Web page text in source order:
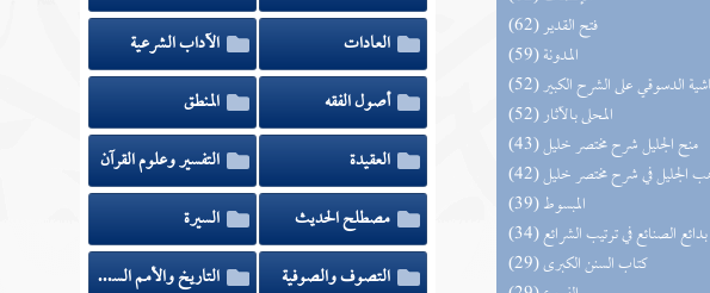
(62) فتح القدير
(59) المدونة
حاشية الدسوقي على الشرح الكبير
(52) المحلى بالآثار
(43) منح الجليل شرح مختصر خليل
الجليل في شرح مختصر خليل
(39) المبسوط
(34) بدائع الصنائع في ترتيب الشرائع
(29) كتاب السنن الكبرى
العادات
الآداب الشرعية
أصول الفقه
المنطق
العقيدة
التفسير وعلوم القرآن
مصطلح الحديث
السيرة
التصوف والصوفية
التاريخ والأمم السابقة